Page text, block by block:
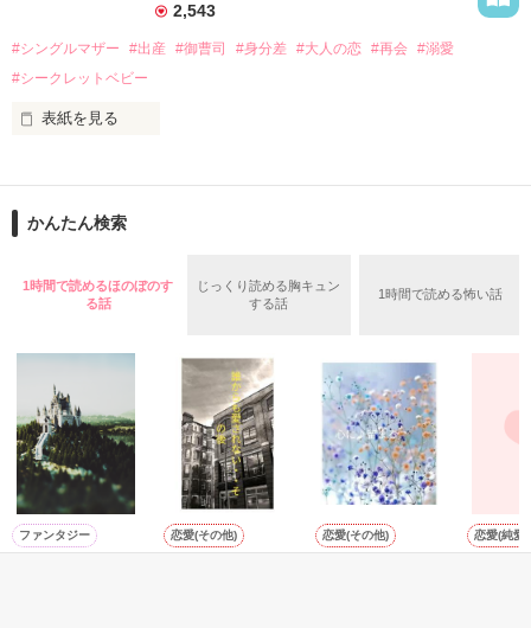
✼••┈┈┈┈••✼••┈┈┈┈••✼
結婚したはずなのに
どうしてこうなるの？
-青扇学園シリーズ-
✼••┈┈┈┈••✼••┈┈┈┈••✼
この作品は
2025年1月マカロン文庫の
編集前の作品になります
よろしくお願いします
2,543
#シングルマザー #出産 #御曹司 #身分差 #大人の恋 #再会 #溺愛
#シークレットベビー
表紙を見る
鮭ムニエルさん
チャマさん
素敵なレビューをありがとうございます　<(_ _)>
かんたん検索
1時間で読めるほのぼのす
る話
じっくり読める胸キュン
する話
1時間で読める怖い話
ファンタジー 恋愛(その他) 恋愛(その他) 恋愛(純愛)